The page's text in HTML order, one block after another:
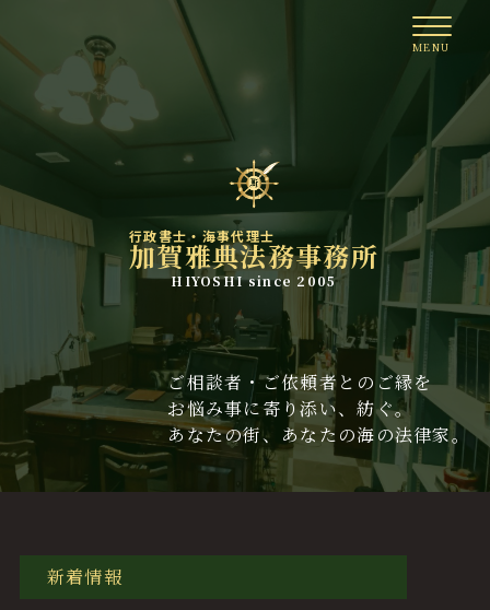
行政書士・海事代理士
加賀雅典法務事務所
HIYOSHI since 2005
ご相談者・ご依頼者とのご縁を
お悩み事に寄り添い、紡ぐ。
あなたの街、あなたの海の法律家。
新着情報